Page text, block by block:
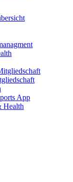
App
Health